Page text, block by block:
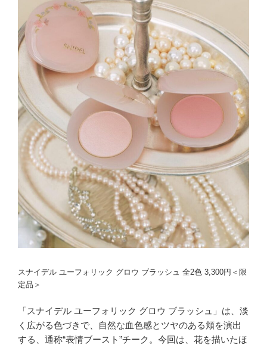
スナイデル ユーフォリック グロウ ブラッシュ 全2色 3,300円＜限
定品＞
「スナイデル ユーフォリック グロウ ブラッシュ」は、淡
く広がる色づきで、自然な血色感とツヤのある頬を演出
する、通称“表情ブースト”チーク。今回は、花を描いたほ